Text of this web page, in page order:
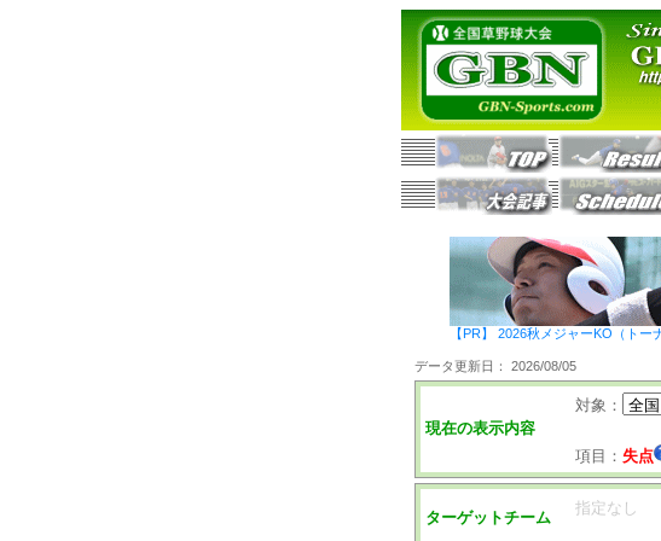
【PR】 2026秋メジャーKO（ト
データ更新日： 2026/08/05
現在の表示内容
対象：
項目： 失点
ターゲットチーム
指定なし